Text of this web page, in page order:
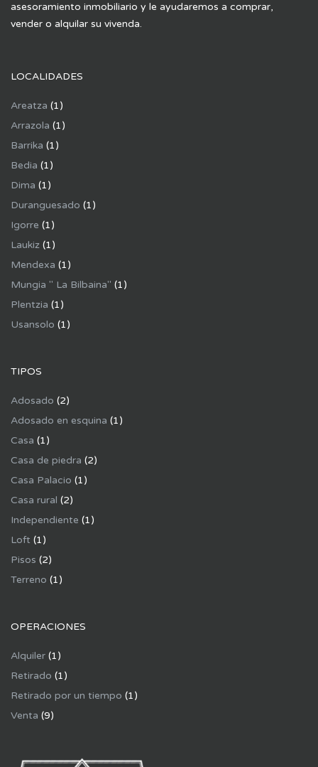
asesoramiento inmobiliario y le ayudaremos a comprar,
vender o alquilar su vivenda.
LOCALIDADES
Areatza (1)
Arrazola (1)
Barrika (1)
Bedia (1)
Dima (1)
Duranguesado (1)
Igorre (1)
Laukiz (1)
Mendexa (1)
Mungia " La Bilbaina" (1)
Plentzia (1)
Usansolo (1)
TIPOS
Adosado (2)
Adosado en esquina (1)
Casa (1)
Casa de piedra (2)
Casa Palacio (1)
Casa rural (2)
Independiente (1)
Loft (1)
Pisos (2)
Terreno (1)
OPERACIONES
Alquiler (1)
Retirado (1)
Retirado por un tiempo (1)
Venta (9)